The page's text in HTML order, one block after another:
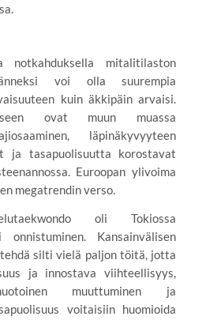
notkahduksella mitalitilaston
voi olla suurempia
kuin äkkipäin arvaisi.
ovat muun muassa
läpinäkyvyyteen
ja tasapuolisuutta korostavat
Euroopan ylivoima
megatrendin verso.
oli Tokiossa
onnistuminen. Kansainvälisen
silti vielä paljon töitä, jotta
ja innostava viihteellisyys,
muuttuminen ja
voitaisiin huomioida